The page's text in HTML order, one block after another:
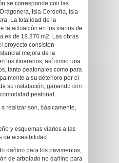
se corresponde con las
Isla Cerdeña, Isla
La totalidad de la
la actuación en los viarios de
es de 18.370 m2. Las obras
proyecto consisten
mejora de la
los itinerarios, así como una
tanto peatonales como para
a su deterioro por el
su instalación, ganando con
peatonal.
realizar son, básicamente,
y esquemas viarios a las
de accesibilidad.
dañino para los pavimentos,
de arbolado no dañino para